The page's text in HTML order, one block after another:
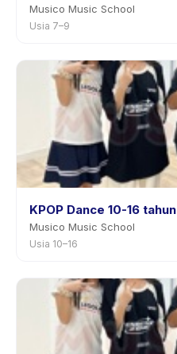
Musico Music School
Usia 7–9
KPOP Dance 10-16 tahun
Musico Music School
Usia 10–16